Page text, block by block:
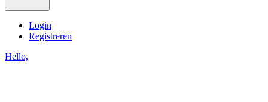
Login
Registreren
Hello,